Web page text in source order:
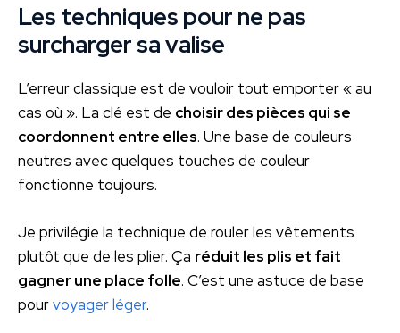
Les techniques pour ne pas
surcharger sa valise
L’erreur classique est de vouloir tout emporter « au
cas où ». La clé est de choisir des pièces qui se
coordonnent entre elles. Une base de couleurs
neutres avec quelques touches de couleur
fonctionne toujours.
Je privilégie la technique de rouler les vêtements
plutôt que de les plier. Ça réduit les plis et fait
gagner une place folle. C’est une astuce de base
pourvoyager léger.